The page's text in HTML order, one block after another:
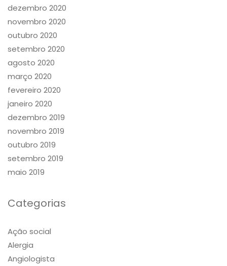
dezembro 2020
novembro 2020
outubro 2020
setembro 2020
agosto 2020
março 2020
fevereiro 2020
janeiro 2020
dezembro 2019
novembro 2019
outubro 2019
setembro 2019
maio 2019
Categorias
Ação social
Alergia
Angiologista